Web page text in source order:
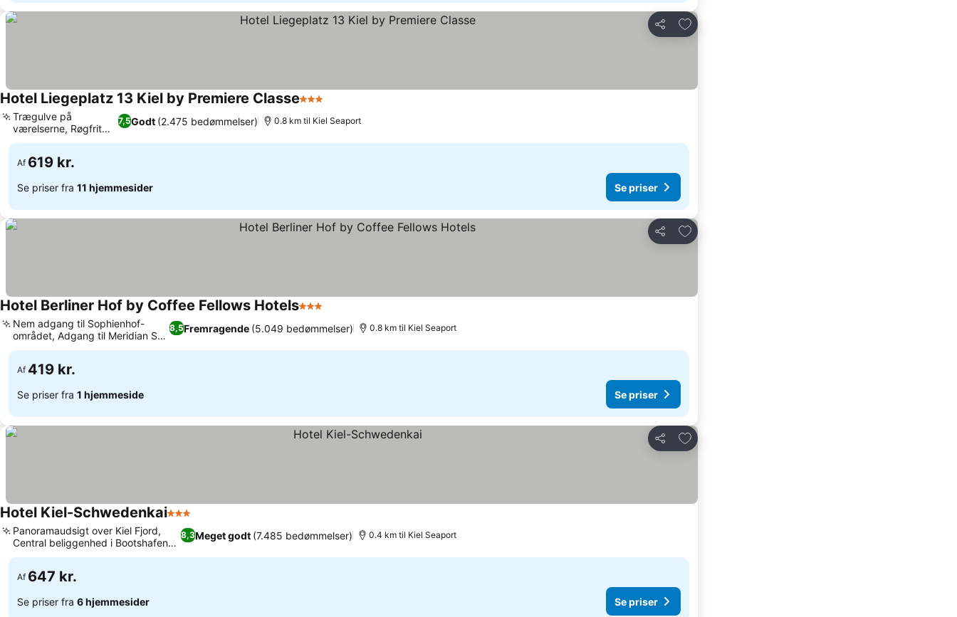
Del
Føj til favoritter
Hotel Liegeplatz 13 Kiel by Premiere Classe3 Stjerner
7,5Godt (2.475 bedømmelser)
Trægulve på
værelserne, Røgfrit
miljø
0.8 km til Kiel Seaport
Af 619 kr.
Se priser fra 11 hjemmesider Se priser
Del
Føj til favoritter
Hotel Berliner Hof by Coffee Fellows Hotels3 Stjerner
8,5Fremragende (5.049 bedømmelser)
Nem adgang til Sophienhof-
området, Adgang til Meridian Spa
wellness
0.8 km til Kiel Seaport
Af 419 kr.
Se priser fra 1 hjemmeside Se priser
Del
Føj til favoritter
Hotel Kiel-Schwedenkai3 Stjerner
8,3Meget godt (7.485 bedømmelser)
Panoramaudsigt over Kiel Fjord,
Central beliggenhed i Bootshafen-
distriktet
0.4 km til Kiel Seaport
Af 647 kr.
Se priser fra 6 hjemmesider Se priser